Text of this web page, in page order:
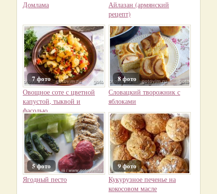
Домлама
Айлазан (армянский
рецепт)
7 фото
Овощное соте с цветной
капустой, тыквой и
фасолью
8 фото
Словацкий творожник с
яблоками
5 фото
Ягодный песто
9 фото
Кукурузное печенье на
кокосовом масле